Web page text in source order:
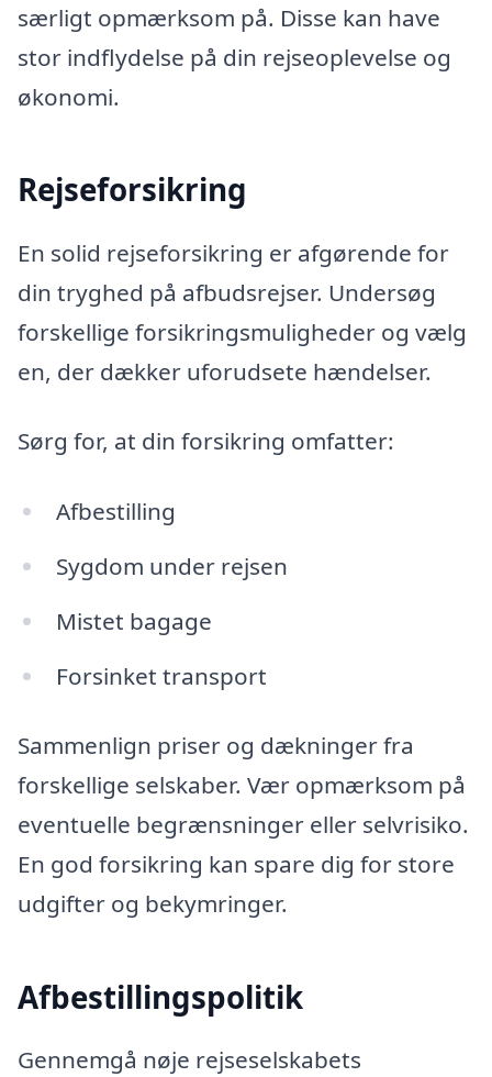
særligt opmærksom på. Disse kan have
stor indflydelse på din rejseoplevelse og
økonomi.
Rejseforsikring
En solid rejseforsikring er afgørende for
din tryghed på afbudsrejser. Undersøg
forskellige forsikringsmuligheder og vælg
en, der dækker uforudsete hændelser.
Sørg for, at din forsikring omfatter:
Afbestilling
Sygdom under rejsen
Mistet bagage
Forsinket transport
Sammenlign priser og dækninger fra
forskellige selskaber. Vær opmærksom på
eventuelle begrænsninger eller selvrisiko.
En god forsikring kan spare dig for store
udgifter og bekymringer.
Afbestillingspolitik
Gennemgå nøje rejseselskabets